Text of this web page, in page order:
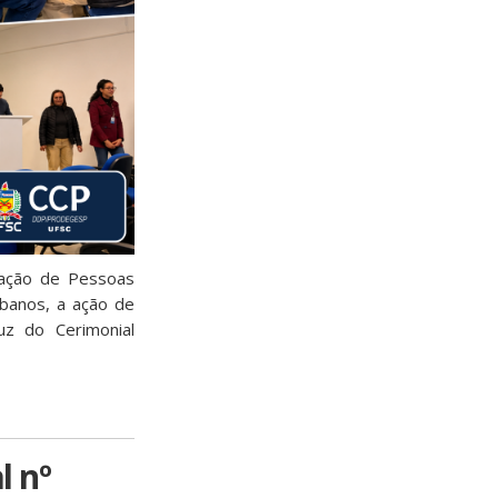
de Pessoas
a ação de
do Cerimonial
nº